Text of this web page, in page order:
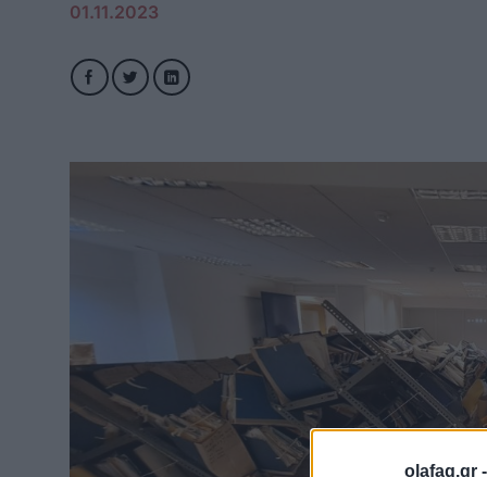
olafaq.gr -
01.11.2023